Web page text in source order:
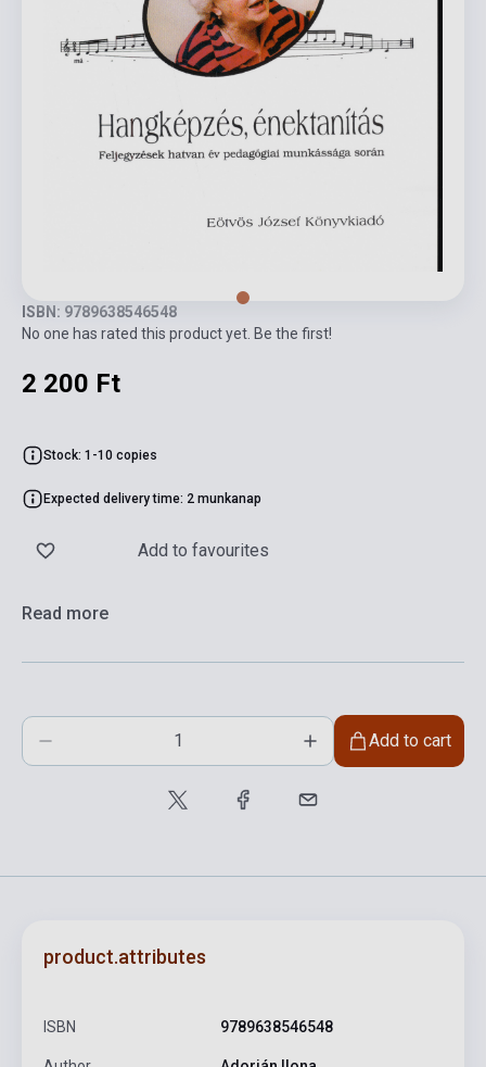
ISBN: 9789638546548
No one has rated this product yet. Be the first!
2 200 Ft
Stock: 1-10 copies
Expected delivery time: 2 munkanap
Add to favourites
Read more
Add to cart
product.attributes
ISBN 9789638546548